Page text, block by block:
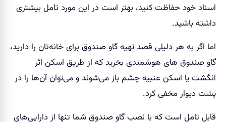
اسناد خود حفاظت کنید، بهتر است در این مورد تامل بیشتری
داشته باشید.
اما اگر به هر دلیلی قصد تهیه گاو صندوق برای خانه‌تان را دارید،
گاو صندوق ‌های هوشمندی بخرید که از طریق اسکن اثر
انگشت یا اسکن عنبیه چشم باز می‌شوند و می‌توان آن‌ها را در
پشت دیوار مخفی کرد.
قابل تامل است که با نصب گاو صندوق شما تنها از دارایی‌های